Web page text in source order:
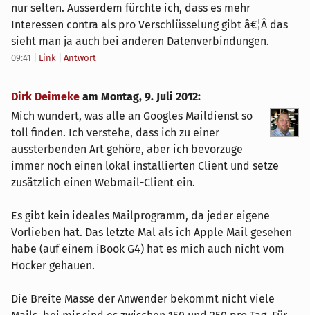
nur selten. Ausserdem fürchte ich, dass es mehr
Interessen contra als pro Verschlüsselung gibt â€¦Â das
sieht man ja auch bei anderen Datenverbindungen.
09:41 Link Antwort
Dirk Deimeke am Montag, 9. Juli 2012:
Mich wundert, was alle an Googles Maildienst so
toll finden. Ich verstehe, dass ich zu einer
aussterbenden Art gehöre, aber ich bevorzuge
immer noch einen lokal installierten Client und setze
zusätzlich einen Webmail-Client ein.
Es gibt kein ideales Mailprogramm, da jeder eigene
Vorlieben hat. Das letzte Mal als ich Apple Mail gesehen
habe (auf einem iBook G4) hat es mich auch nicht vom
Hocker gehauen.
Die Breite Masse der Anwender bekommt nicht viele